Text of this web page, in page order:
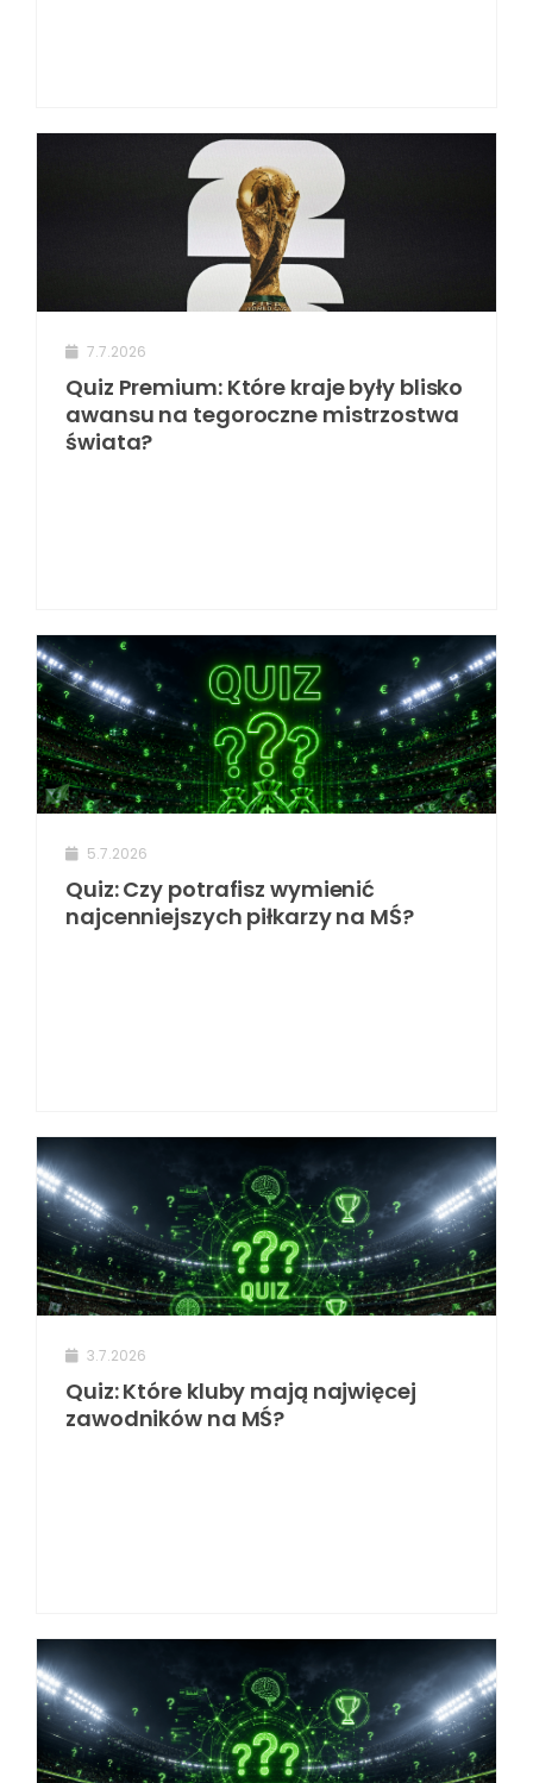
7.7.2026
Quiz Premium: Które kraje były blisko
awansu na tegoroczne mistrzostwa
świata?
5.7.2026
Quiz: Czy potrafisz wymienić
najcenniejszych piłkarzy na MŚ?
3.7.2026
Quiz: Które kluby mają najwięcej
zawodników na MŚ?